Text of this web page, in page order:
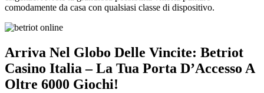
comodamente da casa con qualsiasi classe di dispositivo.
Arriva Nel Globo Delle Vincite: Betriot
Casino Italia – La Tua Porta D’Accesso A
Oltre 6000 Giochi!